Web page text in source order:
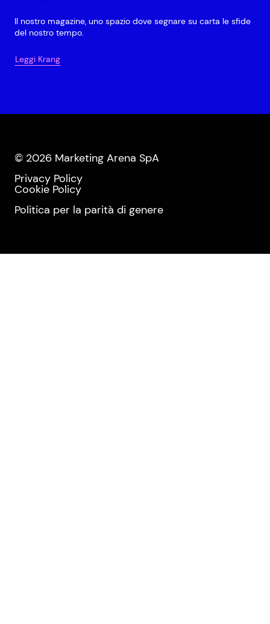
Il nostro magazine, uno spazio dove segnare su carta le sfide
del nostro tempo.
Leggi Krang
© 2026 Marketing Arena SpA
Privacy Policy
Cookie Policy
Politica per la parità di genere